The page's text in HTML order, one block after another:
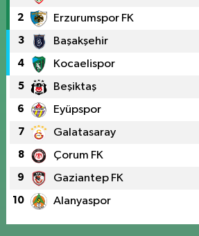
2 Erzurumspor FK
3 Başakşehir
4 Kocaelispor
5 Beşiktaş
6 Eyüpspor
7 Galatasaray
8 Çorum FK
9 Gaziantep FK
10 Alanyaspor